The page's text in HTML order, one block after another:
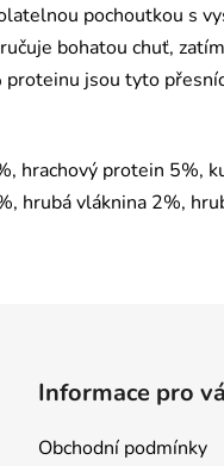
pochoutkou s
bohatou chuť,
proteinu jsou tyto
hrachový protein 5%,
hrubá vláknina 2%,
Informace pro
Obchodní podmínky